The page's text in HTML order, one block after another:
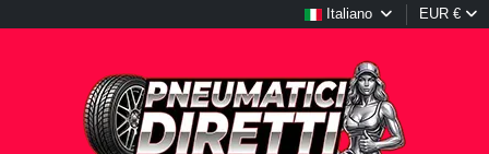
Italiano EUR €